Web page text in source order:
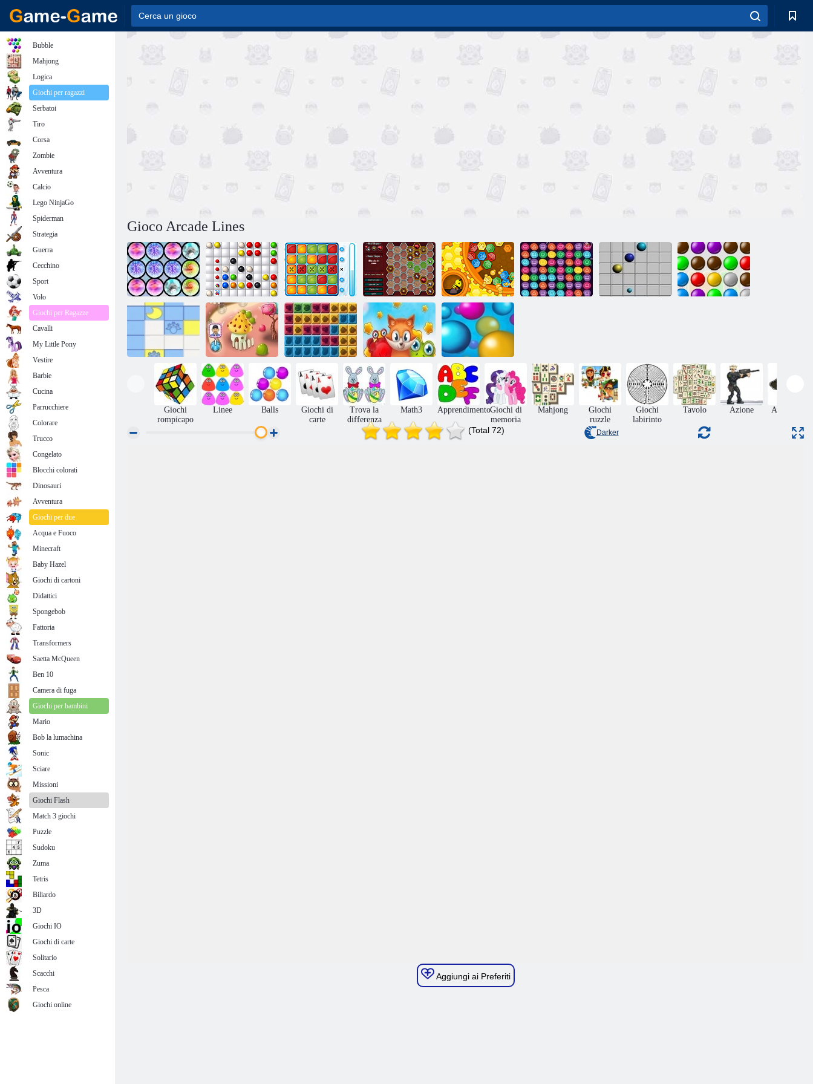
Gioco Arcade Lines
Mind Your
Marbles
Tirvik Chromatics
Bubble
confusione
Linez
Rock-Ola
gelatina
Blocchi Jungle Razze popolari Punti
Giochi
rompicapo
Linee Balls
Giochi di
carte
Trova la
differenza
Math3 ApprendimentoGiochi di
memoria
Mahjong
Giochi
ruzzle
Giochi
labirinto
Tavolo Azione Adventura
(Total 72) Darker
Aggiungi ai Preferiti
Bubble
Mahjong
Logica
Giochi per ragazzi
Serbatoi
Tiro
Corsa
Zombie
Avventura
Calcio
Lego NinjaGo
Spiderman
Strategia
Guerra
Cecchino
Sport
Volo
Giochi per Ragazze
Cavalli
My Little Pony
Vestire
Barbie
Cucina
Parrucchiere
Colorare
Trucco
Congelato
Blocchi colorati
Dinosauri
Avventura
Giochi per due
Acqua e Fuoco
Minecraft
Baby Hazel
Giochi di cartoni
Didattici
Spongebob
Fattoria
Transformers
Saetta McQueen
Ben 10
Camera di fuga
Giochi per bambini
Mario
Bob la lumachina
Sonic
Sciare
Missioni
Giochi Flash
Match 3 giochi
Puzzle
Sudoku
Zuma
Tetris
Biliardo
3D
Giochi IO
Giochi di carte
Solitario
Scacchi
Pesca
Giochi online